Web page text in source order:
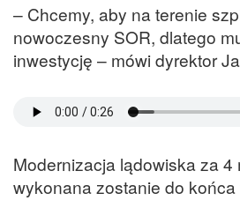
– Chcemy, aby na terenie
nowoczesny SOR, dlatego
inwestycję – mówi dyrektor
Modernizacja lądowiska za 4
wykonana zostanie do końca